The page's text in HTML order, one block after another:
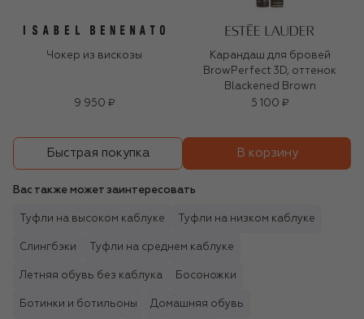
Чокер из вискозы
9 950 ₽
Карандаш для бровей
BrowPerfect 3D, оттенок
Blackened Brown
5 100 ₽
Быстрая покупка В корзину
Вас также может заинтересовать
Туфли на высоком каблуке Туфли на низком каблуке
Слингбэки Туфли на среднем каблуке
Летняя обувь без каблука Босоножки
Ботинки и ботильоны Домашняя обувь